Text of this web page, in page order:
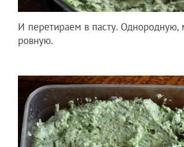
И перетираем в пасту. Однородную,
ровную.